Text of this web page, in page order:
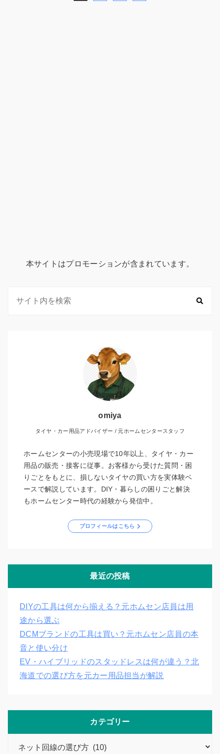
本サイトはプロモーションが含まれています。
omiya
タイヤ・カー用品アドバイザー / 元ホームセンタースタッフ
ホームセンターの小売現場で10年以上、タイヤ・カー
用品の販売・接客に従事。お客様から受けた質問・困
りごとをもとに、損しないタイヤの買い方を実体験ベ
ースで解説しています。DIY・暮らしの困りごと解決
もホームセンター時代の経験から発信中。
プロフィールはこちら
最近の投稿
DIYの工具は何から揃える？元ホムセン店員は用
途から選ぶ
DCMブランドの工具は買い？元ホムセン店員の本
音と使い分け
EV・ハイブリッドのスタッドレスは何が違う？北
海道での選び方を元カー用品担当が解説
カテゴリー